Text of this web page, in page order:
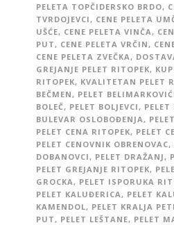
PELETA TOPČIDERSKO BRDO,
TVRDOJEVCI, CENE PELETA
UŠĆE, CENE PELETA VINČA,
PUT, CENE PELETA VRČIN,
CENE PELETA ZVEČKA,
GREJANJE PELET RITOPEK,
RITOPEK, KVALITETAN PELET
BEČMEN, PELET
BOLEČ, PELET BOLJEVCI, PELET
BULEVAR OSLOBOĐENJA,
PELET CENA RITOPEK, PELET
PELET CENOVNIK OBRENOVAC,
DOBANOVCI, PELET DRAŽANJ,
PELET GREJANJE RITOPEK,
GROCKA, PELET ISPORUKA
PELET KALUĐERICA, PELET
KAMENDOL, PELET KRALJA
PUT, PELET LEŠTANE, PELET